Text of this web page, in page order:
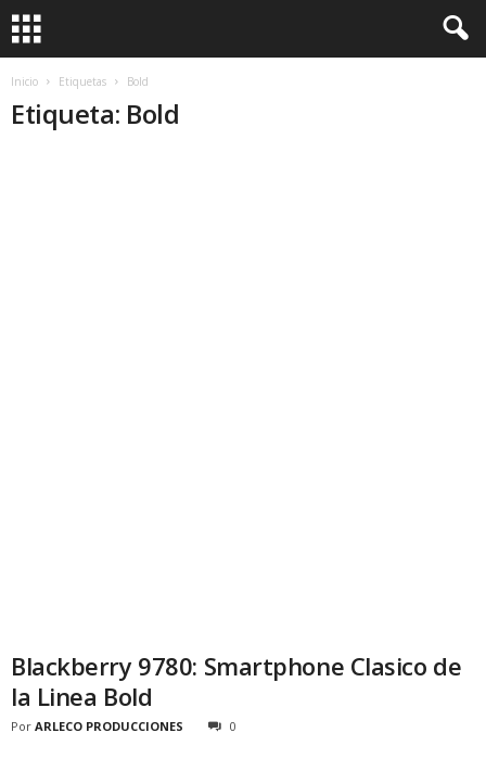
Inicio Etiquetas Bold
Etiqueta: Bold
Blackberry 9780: Smartphone Clasico de
la Linea Bold
Por ARLECO PRODUCCIONES 0